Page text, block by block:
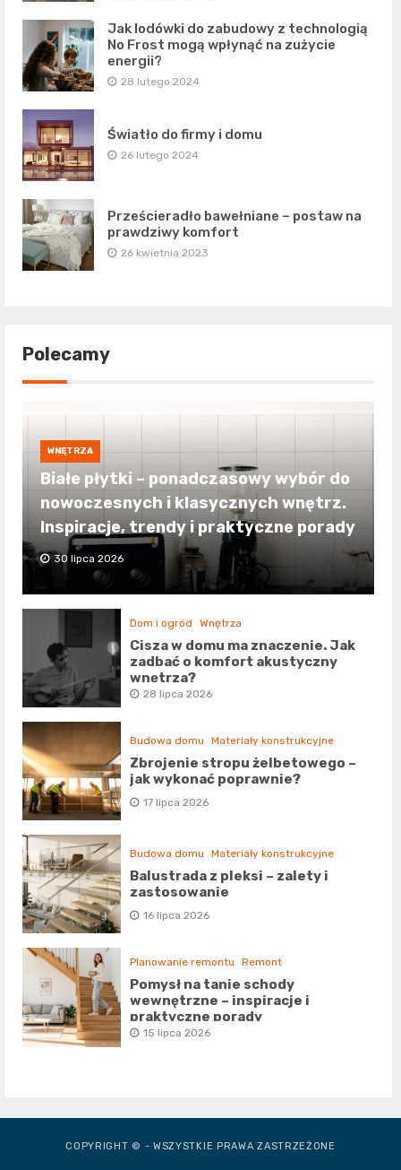
Jak lodówki do zabudowy z technologią
No Frost mogą wpłynąć na zużycie
energii?
28 lutego 2024
Światło do firmy i domu
26 lutego 2024
Prześcieradło bawełniane – postaw na
prawdziwy komfort
26 kwietnia 2023
Polecamy
WNĘTRZA
Białe płytki – ponadczasowy wybór do
nowoczesnych i klasycznych wnętrz.
Inspiracje, trendy i praktyczne porady
30 lipca 2026
Dom i ogród Wnętrza
Cisza w domu ma znaczenie. Jak
zadbać o komfort akustyczny
wnętrza?
28 lipca 2026
Budowa domu Materiały konstrukcyjne
Zbrojenie stropu żelbetowego –
jak wykonać poprawnie?
17 lipca 2026
Budowa domu Materiały konstrukcyjne
Balustrada z pleksi – zalety i
zastosowanie
16 lipca 2026
Planowanie remontu Remont
Pomysł na tanie schody
wewnętrzne – inspiracje i
praktyczne porady
15 lipca 2026
COPYRIGHT © - WSZYSTKIE PRAWA ZASTRZEŻONE